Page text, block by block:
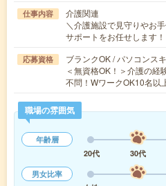
仕事内容
介護関連
＼介護施設で見守りやお
サポートをお任せします
応募資格
ブランクOK / パソコンス
＜無資格OK！＞介護の経
不問！WワークOK10名
職場の雰囲気
年齢層
20代
30代
男女比率